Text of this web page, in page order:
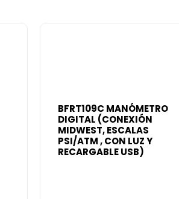
BFRT109C MANÓMETRO
DIGITAL (CONEXIÓN
MIDWEST, ESCALAS
PSI/ATM , CON LUZ Y
RECARGABLE USB)